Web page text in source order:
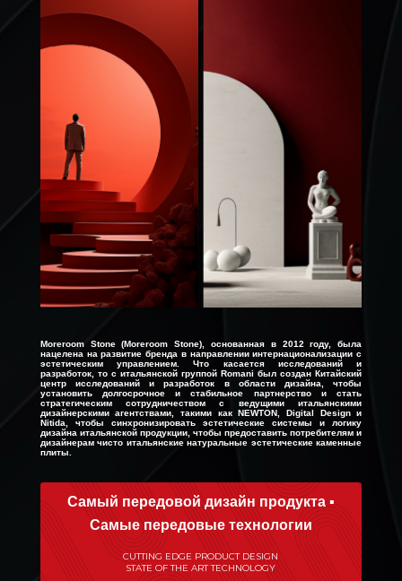
Moreroom Stone (Moreroom Stone), основанная в 2012 году, была
нацелена на развитие бренда в направлении интернационализации с
эстетическим управлением. Что касается исследований и
разработок, то с итальянской группой Romani был создан Китайский
центр исследований и разработок в области дизайна, чтобы
установить долгосрочное и стабильное партнерство и стать
стратегическим сотрудничеством с ведущими итальянскими
дизайнерскими агентствами, такими как NEWTON, Digital Design и
Nitida, чтобы синхронизировать эстетические системы и логику
дизайна итальянской продукции, чтобы предоставить потребителям и
дизайнерам чисто итальянские натуральные эстетические каменные
плиты.
Самый передовой дизайн продукта ▪
Самые передовые технологии
CUTTING EDGE PRODUCT DESIGN
STATE OF THE ART TECHNOLOGY